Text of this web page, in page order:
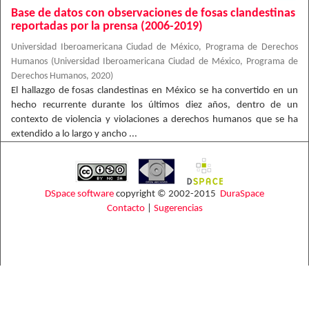
Base de datos con observaciones de fosas clandestinas
reportadas por la prensa (2006-2019)
Universidad Iberoamericana Ciudad de México, Programa de Derechos
Humanos (Universidad Iberoamericana Ciudad de México, Programa de
Derechos Humanos, 2020)
El hallazgo de fosas clandestinas en México se ha convertido en un
hecho recurrente durante los últimos diez años, dentro de un
contexto de violencia y violaciones a derechos humanos que se ha
extendido a lo largo y ancho ...
DSpace software copyright © 2002-2015 DuraSpace
Contacto| Sugerencias